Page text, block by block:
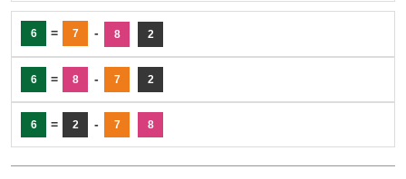
6 = 7 - 8 2
6 = 8 - 7 2
6 = 2 - 7 8